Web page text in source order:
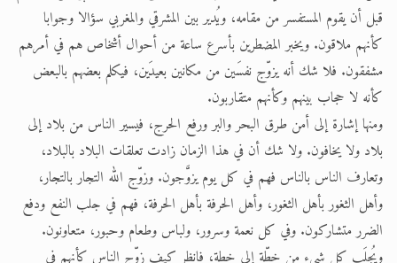
قبل أن يقوم المستفسر من مقامه، ويُدير بين المشرقي والمغربي سؤالا وجوابا
كأنهم ملاقون. ويخبر المضطرين بأسرع ساعة من أحوال أشخاص هم في أمرهم
مشفقون. فلا شك أنه يزوّج نفسَين من مكانين بعيدَين، فيكلم بعضهم بالبعض
كأنه لا حجاب بينهم وكأنهم متقاربون.
ومنها إشارة إلى أمن طرق البحر والبر ورفع الحرج، فيسير الناس من بلاد إلى
بلاد ولا يخافون. ولا شك أن في هذا الزمان زادت تعلقات البلاد بالبلاد،
وتعارف الناس بالناس فهم في كل يوم يزوَّجون. وزوّج الله التجار بالتجار،
وأهل الثغور بأهل الثغور، وأهل الحرفة بأهل الحرفة، فهم في جلب النفع ودفع
الضرر متشاركون. وفي كل نعمة وسرور، ولباس وطعام وحبور، متعاونون.
ويُجلَب كل شيء من خِطّة إلى خطة، فانظر كيف زوّج الناس كأنهم في